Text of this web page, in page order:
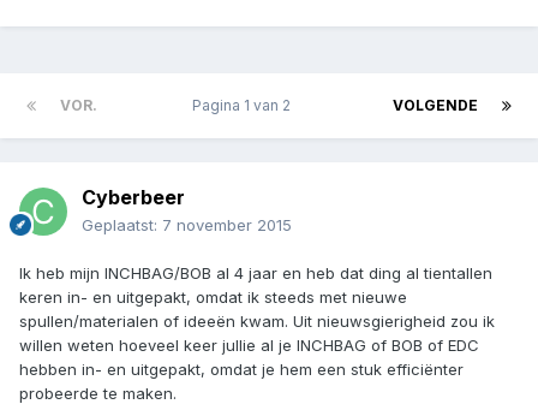
VOR. VOLGENDE
Pagina 1 van 2
Cyberbeer
Geplaatst: 7 november 2015
Ik heb mijn INCHBAG/BOB al 4 jaar en heb dat ding al tientallen
keren in- en uitgepakt, omdat ik steeds met nieuwe
spullen/materialen of ideeën kwam. Uit nieuwsgierigheid zou ik
willen weten hoeveel keer jullie al je INCHBAG of BOB of EDC
hebben in- en uitgepakt, omdat je hem een stuk efficiënter
probeerde te maken.